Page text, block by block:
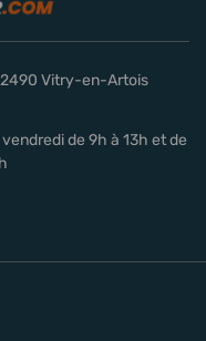
Vitry-en-Artois
de 9h à 13h et de